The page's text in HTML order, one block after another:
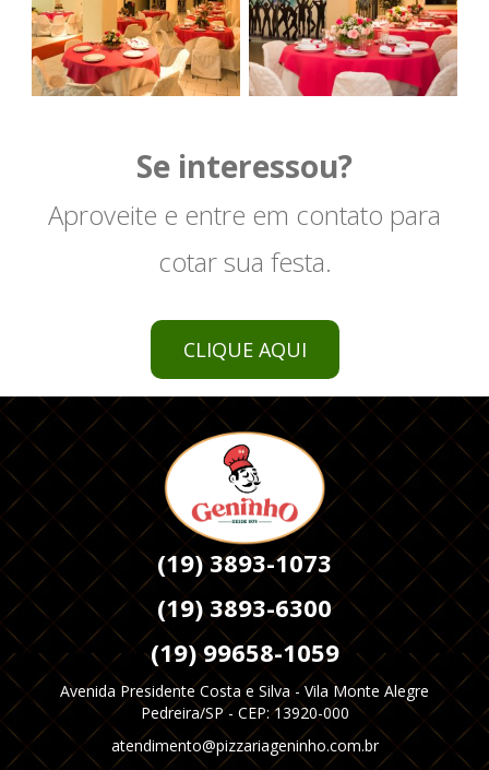
Se interessou?
Aproveite e entre em contato para
cotar sua festa.
CLIQUE AQUI
(19) 3893-1073
(19) 3893-6300
(19) 99658-1059
Avenida Presidente Costa e Silva - Vila Monte Alegre
Pedreira/SP - CEP: 13920-000
atendimento@pizzariageninho.com.br